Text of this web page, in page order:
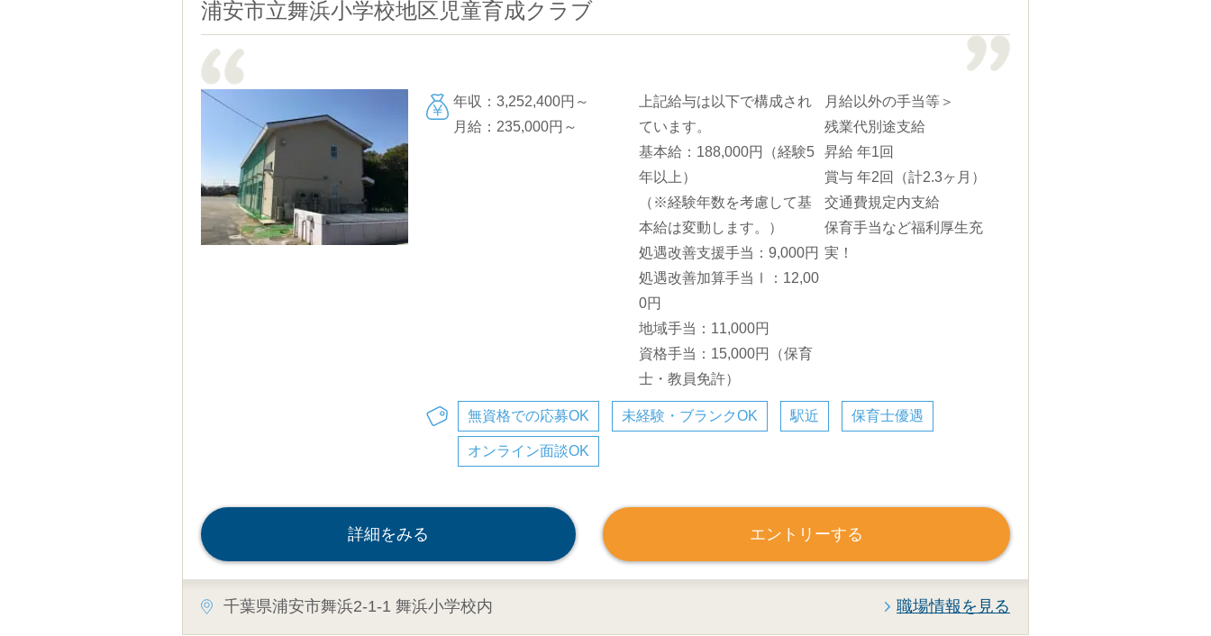
浦安市立舞浜小学校地区児童育成クラブ
年収：3,252,400円～
月給：235,000円～
上記給与は以下で構成され
ています。
基本給：188,000円（経験5
年以上）
（※経験年数を考慮して基
本給は変動します。）
処遇改善支援手当：9,000円
処遇改善加算手当Ⅰ：12,00
0円
地域手当：11,000円
資格手当：15,000円（保育
士・教員免許）
月給以外の手当等＞
残業代別途支給
昇給 年1回
賞与 年2回（計2.3ヶ月）
交通費規定内支給
保育手当など福利厚生充
実！
無資格での応募OK 未経験・ブランクOK 駅近 保育士優遇
オンライン面談OK
詳細をみる エントリーする
千葉県浦安市舞浜2-1-1 舞浜小学校内 職場情報を見る